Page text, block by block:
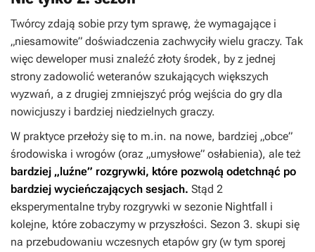
Twórcy zdają sobie przy tym sprawę, że wymagające i
„niesamowite” doświadczenia zachwyciły wielu graczy. Tak
więc deweloper musi znaleźć złoty środek, by z jednej
strony zadowolić weteranów szukających większych
wyzwań, a z drugiej zmniejszyć próg wejścia do gry dla
nowicjuszy i bardziej niedzielnych graczy.
W praktyce przełoży się to m.in. na nowe, bardziej „obce”
środowiska i wrogów (oraz „umysłowe” osłabienia), ale też
bardziej „luźne” rozgrywki, które pozwolą odetchnąć po
bardziej wycieńczających sesjach. Stąd 2
eksperymentalne tryby rozgrywki w sezonie Nightfall i
kolejne, które zobaczymy w przyszłości. Sezon 3. skupi się
na przebudowaniu wczesnych etapów gry (w tym sporej